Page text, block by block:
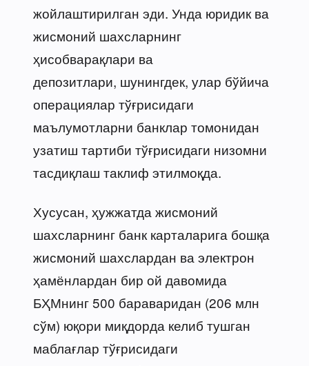
жойлаштирилган эди. Унда юридик ва
жисмоний шахсларнинг
ҳисобварақлари ва
депозитлари, шунингдек, улар бўйича
операциялар тўғрисидаги
маълумотларни банклар томонидан
узатиш тартиби тўғрисидаги низомни
тасдиқлаш таклиф этилмоқда.
Хусусан, ҳужжатда жисмоний
шахсларнинг банк карталарига бошқа
жисмоний шахслардан ва электрон
ҳамёнлардан бир ой давомида
БҲМнинг 500 бараваридан (206 млн
сўм) юқори миқдорда келиб тушган
маблағлар тўғрисидаги